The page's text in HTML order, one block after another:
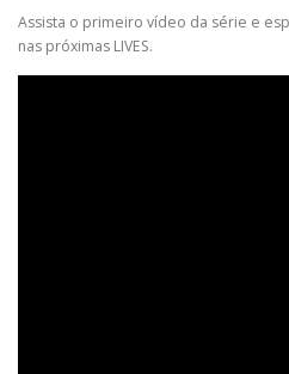
Assista o primeiro vídeo da série e
nas próximas LIVES.